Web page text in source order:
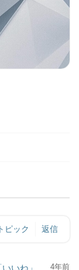
トピック 返信
いね」
4年前